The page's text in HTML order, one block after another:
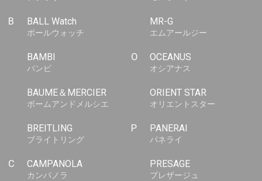
B BALL Watch
ボールウォッチ
BAMBI
バンビ
BAUME＆MERCIER
ボームアンドメルシエ
BREITLING
ブライトリング
C CAMPANOLA
カンパノラ
MR-G
エムアールジー
O OCEANUS
オシアナス
ORIENT STAR
オリエントスター
P PANERAI
パネライ
PRESAGE
プレザージュ